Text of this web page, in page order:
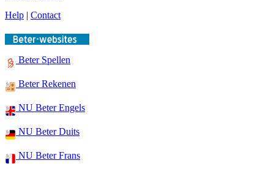
Help | Contact
Beter Spellen
Beter Rekenen
NU Beter Engels
NU Beter Duits
NU Beter Frans